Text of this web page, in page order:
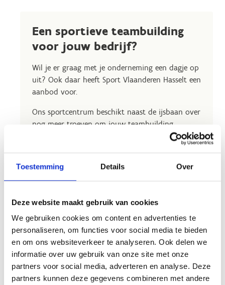
Toestemming Details Over
Deze website maakt gebruik van cookies
We gebruiken cookies om content en advertenties te
personaliseren, om functies voor social media te bieden
en om ons websiteverkeer te analyseren. Ook delen we
informatie over uw gebruik van onze site met onze
partners voor social media, adverteren en analyse. Deze
partners kunnen deze gegevens combineren met andere
Een sportieve teambuilding
voor jouw bedrijf?
Wil je er graag met je onderneming een dagje op
uit? Ook daar heeft Sport Vlaanderen Hasselt een
aanbod voor.
Ons sportcentrum beschikt naast de ijsbaan over
nog meer troeven om jouw teambuilding